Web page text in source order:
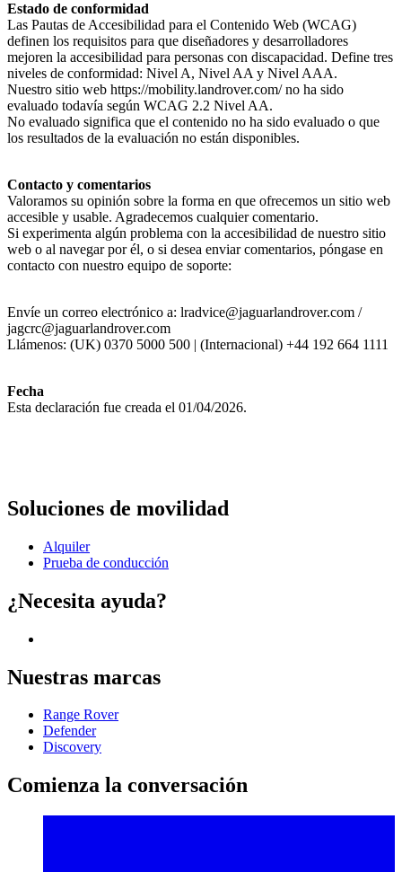
Estado de conformidad
Las Pautas de Accesibilidad para el Contenido Web (WCAG)
definen los requisitos para que diseñadores y desarrolladores
mejoren la accesibilidad para personas con discapacidad. Define tres
niveles de conformidad: Nivel A, Nivel AA y Nivel AAA.
Nuestro sitio web https://mobility.landrover.com/ no ha sido
evaluado todavía según WCAG 2.2 Nivel AA.
No evaluado significa que el contenido no ha sido evaluado o que
los resultados de la evaluación no están disponibles.
Contacto y comentarios
Valoramos su opinión sobre la forma en que ofrecemos un sitio web
accesible y usable. Agradecemos cualquier comentario.
Si experimenta algún problema con la accesibilidad de nuestro sitio
web o al navegar por él, o si desea enviar comentarios, póngase en
contacto con nuestro equipo de soporte:
Envíe un correo electrónico a: lradvice@jaguarlandrover.com /
jagcrc@jaguarlandrover.com
Llámenos: (UK) 0370 5000 500 | (Internacional) +44 192 664 1111
Fecha
Esta declaración fue creada el 01/04/2026.
Soluciones de movilidad
Alquiler
Prueba de conducción
¿Necesita ayuda?
Nuestras marcas
Range Rover
Defender
Discovery
Comienza la conversación